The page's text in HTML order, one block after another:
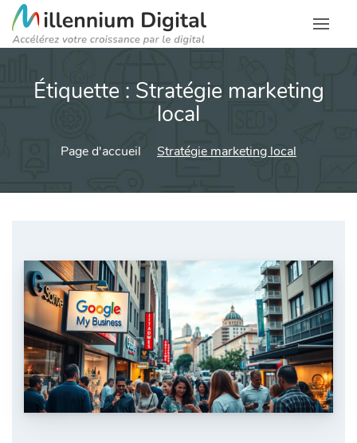
Étiquette : Stratégie marketing
local
Page d'accueil Stratégie marketing local